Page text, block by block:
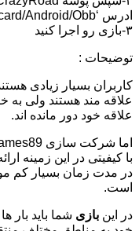
ادرس ‘SDcard/Android/Obb’ منتقل نمایید
۳-بازی رو اجرا کنید
توضیحات :
کاربران بسیار زیادی
علاقه مند هستند ولی
علاقه خود دور مانده اند.
در مدت زمان بسیار کم
است.
در این بازی شما باید بار